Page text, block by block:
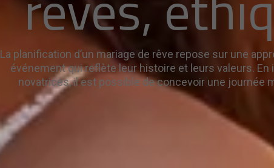
La planification d’un mariage de rêve repose sur une
événement qui reflète leur histoire et leurs valeurs.
novatrices, il est possible de concevoir une journée